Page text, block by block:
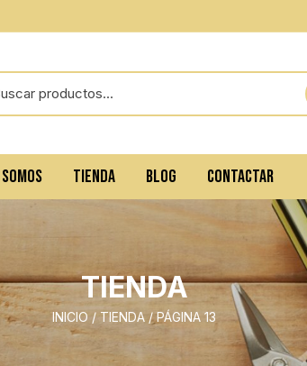
TIENDA BLOG CONTACTAR
TIENDA
INICIO /TIENDA / PÁGINA 13